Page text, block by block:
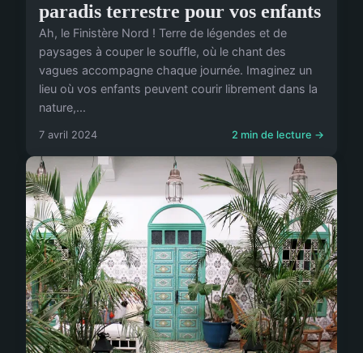
paradis terrestre pour vos enfants
Ah, le Finistère Nord ! Terre de légendes et de
paysages à couper le souffle, où le chant des
vagues accompagne chaque journée. Imaginez un
lieu où vos enfants peuvent courir librement dans la
nature,...
7 avril 2024 2 min de lecture →